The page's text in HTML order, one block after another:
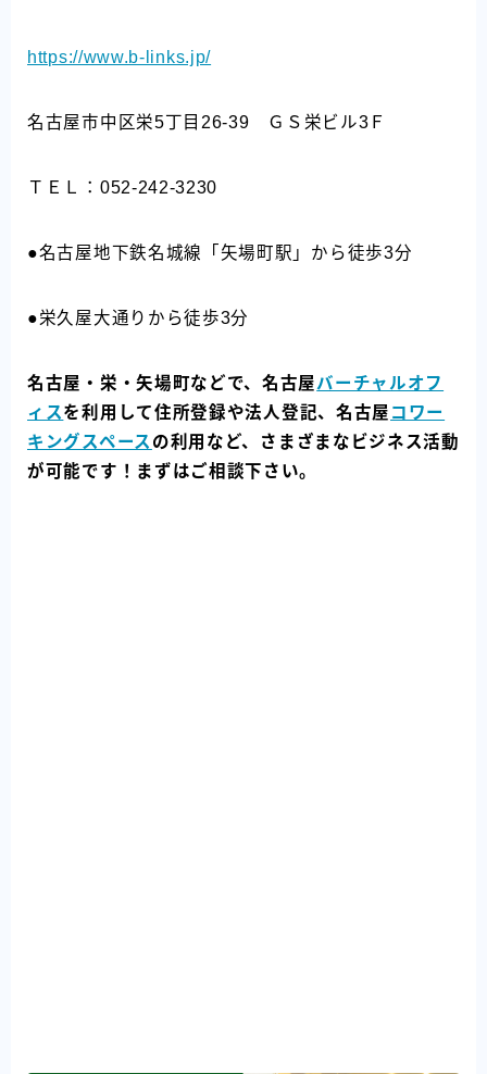
https://www.b-links.jp/
名古屋市中区栄5丁目26-39 ＧＳ栄ビル3Ｆ
ＴＥＬ：052-242-3230
●名古屋地下鉄名城線「矢場町駅」から徒歩3分
●栄久屋大通りから徒歩3分
名古屋・栄・矢場町などで、名古屋バーチャルオフ
ィスを利用して住所登録や法人登記、名古屋 コワー
キングスペース の利用など、さまざまなビジネス活動
が可能です！まずはご相談下さい。